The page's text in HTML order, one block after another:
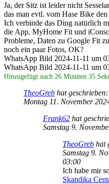
Ja, der Sitz ist leider nicht
das man evtl. vom Hase Bike
Ich verbinde das Ding natürlich
die App, MyHome Fit und
Probleme, Daten zu Google Fit
noch ein paar Fotos, OK?
WhatsApp Bild 2024-11-11 um
WhatsApp Bild 2024-11-11 um
Hinzugefügt nach 26 Minuten 35
TheoGreb hat geschrieben:
Montag 11. November
Frank62 hat
Samstag 9.
TheoGreb hat
Samstag 9.
03:00
Ich habe mir
Skandika